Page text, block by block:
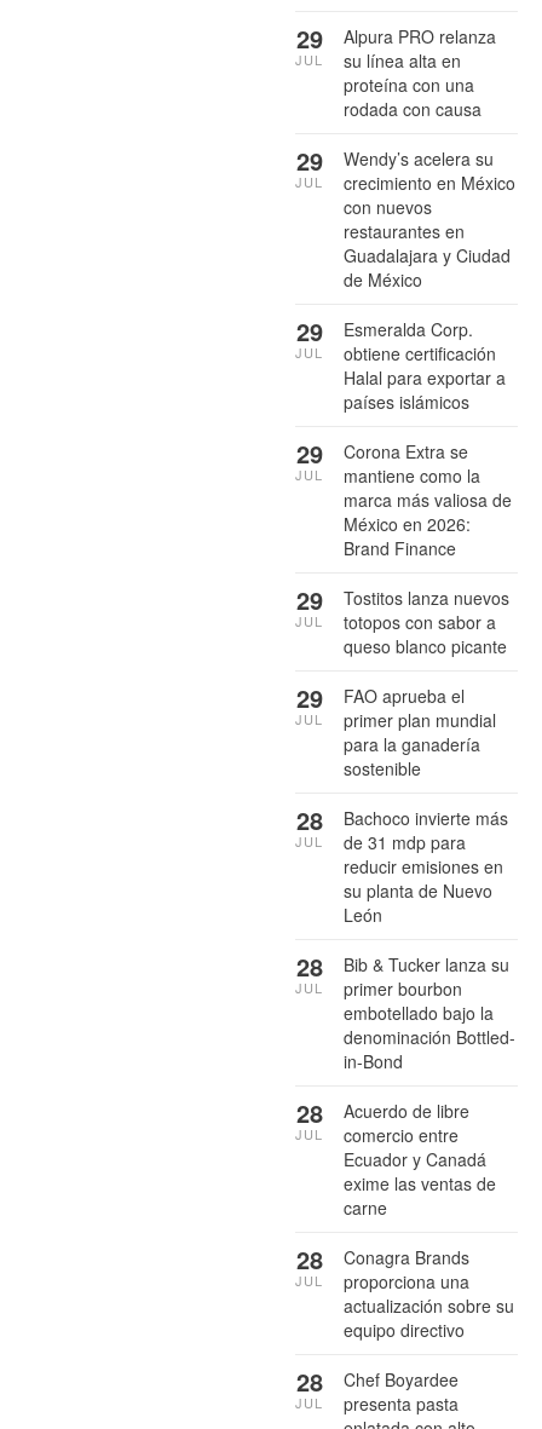
Alpura PRO relanza
su línea alta en
proteína con una
rodada con causa
29
JUL
Wendy’s acelera su
crecimiento en México
con nuevos
restaurantes en
Guadalajara y Ciudad
de México
29
JUL
Esmeralda Corp.
obtiene certificación
Halal para exportar a
países islámicos
29
JUL
Corona Extra se
mantiene como la
marca más valiosa de
México en 2026:
Brand Finance
29
JUL
Tostitos lanza nuevos
totopos con sabor a
queso blanco picante
29
JUL
FAO aprueba el
primer plan mundial
para la ganadería
sostenible
29
JUL
Bachoco invierte más
de 31 mdp para
reducir emisiones en
su planta de Nuevo
León
28
JUL
Bib & Tucker lanza su
primer bourbon
embotellado bajo la
denominación Bottled-
in-Bond
28
JUL
Acuerdo de libre
comercio entre
Ecuador y Canadá
exime las ventas de
carne
28
JUL
Conagra Brands
proporciona una
actualización sobre su
equipo directivo
28
JUL
Chef Boyardee
presenta pasta
28
JUL